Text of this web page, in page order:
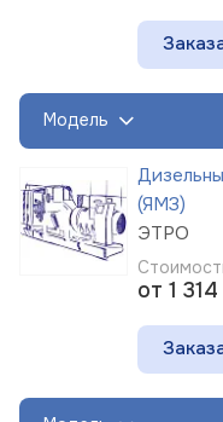
Модель
(ЯМЗ)
ЭТРО
от 1